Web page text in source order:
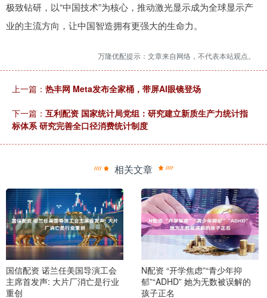
极致钻研，以“中国技术”为核心，推动激光显示成为全球显示产
业的主流方向，让中国智造拥有更强大的生命力。
万隆优配提示：文章来自网络，不代表本站观点。
上一篇： 热丰网 Meta发布全家桶，带屏AI眼镜登场
下一篇： 互利配资 国家统计局党组：研究建立新质生产力统计指
标体系 研究完善全口径消费统计制度
相关文章
国信配资 诺兰任美国导演工会
主席首发声: 大片厂消亡是行业
重创
N配资 “开学焦虑”“青少年抑
郁”“ADHD” 她为无数被误解的
孩子正名